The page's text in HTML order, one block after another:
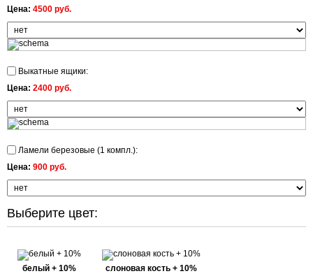
Цена: 4500 руб.
Выкатные ящики:
Цена: 2400 руб.
Ламели березовые (1 компл.):
Цена: 900 руб.
Выберите цвет:
белый + 10% слоновая кость + 10%